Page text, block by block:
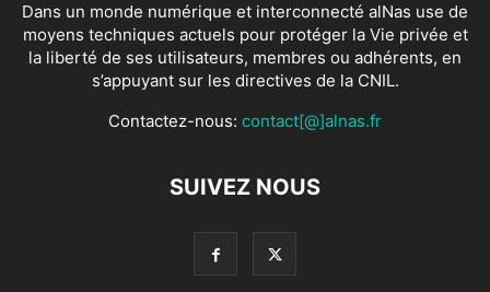
Dans un monde numérique et interconnecté alNas use de
moyens techniques actuels pour protéger la Vie privée et
la liberté de ses utilisateurs, membres ou adhérents, en
s’appuyant sur les directives de la CNIL.
Contactez-nous: contact[@]alnas.fr
SUIVEZ NOUS